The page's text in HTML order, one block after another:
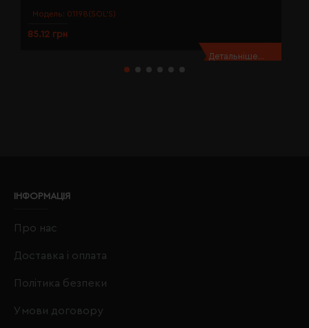
Модель: 01198(SOL’S)
85.12 грн
Детальніше...
ІНФОРМАЦІЯ
Про нас
Доставка і оплата
Політика безпеки
Умови договору